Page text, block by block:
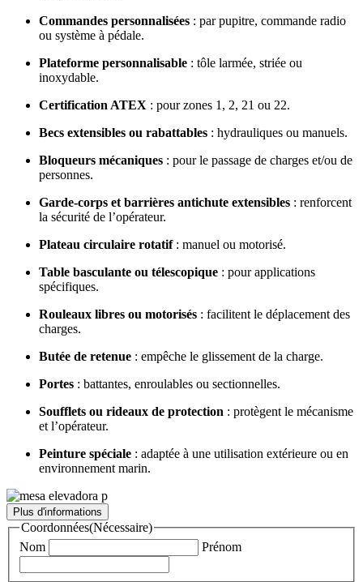
Commandes personnalisées : par pupitre, commande radio
ou système à pédale.
Plateforme personnalisable : tôle larmée, striée ou
inoxydable.
Certification ATEX : pour zones 1, 2, 21 ou 22.
Becs extensibles ou rabattables : hydrauliques ou manuels.
Bloqueurs mécaniques : pour le passage de charges et/ou de
personnes.
Garde-corps et barrières antichute extensibles : renforcent
la sécurité de l’opérateur.
Plateau circulaire rotatif: manuel ou motorisé.
Table basculante ou télescopique : pour applications
spécifiques.
Rouleaux libres ou motorisés : facilitent le déplacement des
charges.
Butée de retenue : empêche le glissement de la charge.
Portes : battantes, enroulables ou sectionnelles.
Soufflets ou rideaux de protection : protègent le mécanisme
et l’opérateur.
Peinture spéciale : adaptée à une utilisation extérieure ou en
environnement marin.
Plus d'informations
Coordonnées(Nécessaire)
Nom
Prénom